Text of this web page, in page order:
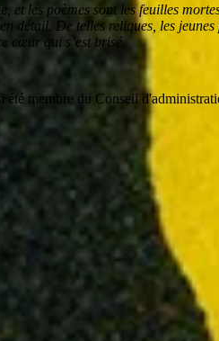
et les poèmes sont les feuilles
détail. De telles reliques, les
cœur qui s’est brisé.
membre du Conseil